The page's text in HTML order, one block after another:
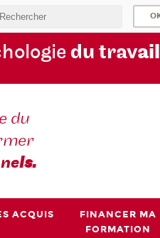
du travail
du
ls.
ACQUIS
FINANCER MA
FORMATION